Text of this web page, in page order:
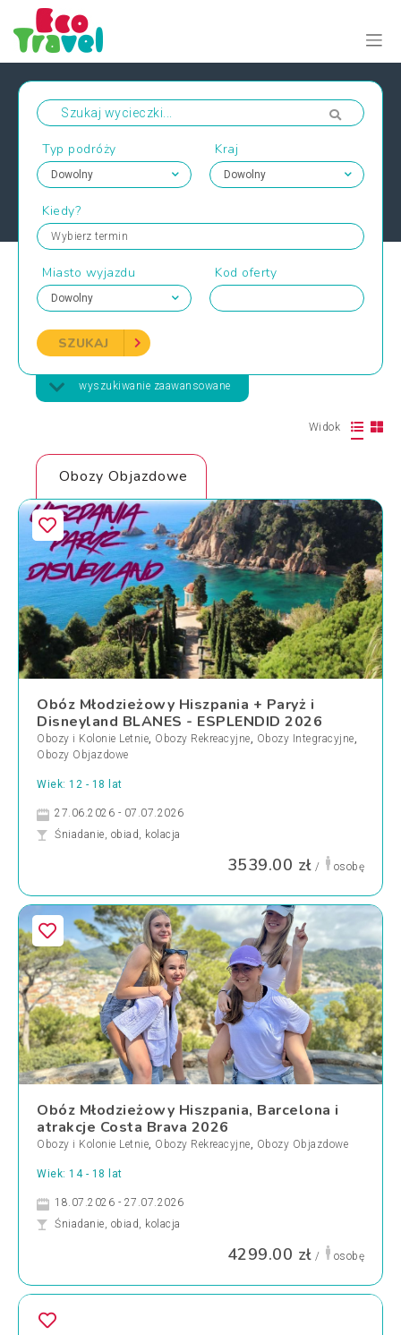
Typ podróży Kraj
Kiedy?
Wybierz termin
Miasto wyjazdu Kod oferty
SZUKAJ
wyszukiwanie zaawansowane
Widok
Obozy Objazdowe
Obóz Młodzieżowy Hiszpania + Paryż i
Disneyland BLANES - ESPLENDID 2026
Obozy i Kolonie Letnie, Obozy Rekreacyjne, Obozy Integracyjne,
Obozy Objazdowe
Wiek: 12 - 18 lat
27.06.2026 - 07.07.2026
Śniadanie, obiad, kolacja
3539.00 zł / osobę
Obóz Młodzieżowy Hiszpania, Barcelona i
atrakcje Costa Brava 2026
Obozy i Kolonie Letnie, Obozy Rekreacyjne, Obozy Objazdowe
Wiek: 14 - 18 lat
18.07.2026 - 27.07.2026
Śniadanie, obiad, kolacja
4299.00 zł / osobę